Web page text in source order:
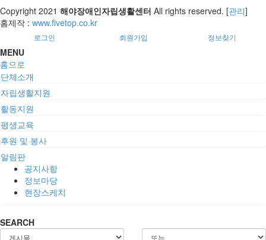
Copyright 2021 해야장애인자립생활센터 All rights reserved. [관리]
홈제작 : www.fivetop.co.kr
로그인 회원가입 정보찾기
MENU
홈으로
단체소개
자립생활지원
활동지원
평생교육
후원 및 봉사
알림판
공지사항
정보마당
현장스케치
SEARCH